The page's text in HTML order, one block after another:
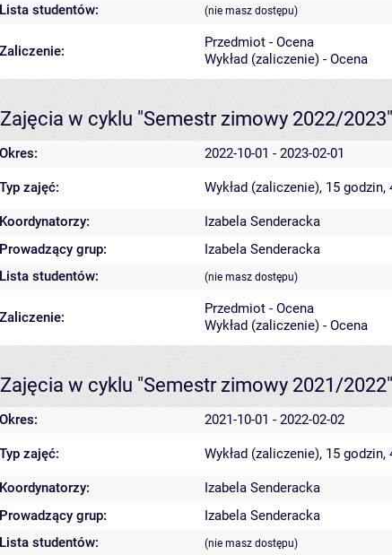
Lista studentów:
(nie masz dostępu)
Zaliczenie:
Przedmiot - Ocena
Wykład (zaliczenie) - Ocena
Zajęcia w cyklu "Semestr zimowy 2022/2023"
Okres: 2022-10-01 - 2023-02-01
Typ zajęć: Wykład (zaliczenie), 15
Koordynatorzy:
Izabela Senderacka
Prowadzący grup:
Izabela Senderacka
Lista studentów:
(nie masz dostępu)
Zaliczenie:
Przedmiot - Ocena
Wykład (zaliczenie) - Ocena
Zajęcia w cyklu "Semestr zimowy 2021/2022"
Okres: 2021-10-01 - 2022-02-02
Typ zajęć: Wykład (zaliczenie), 15
Koordynatorzy:
Izabela Senderacka
Prowadzący grup:
Izabela Senderacka
Lista studentów:
(nie masz dostępu)